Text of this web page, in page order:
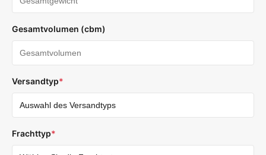
Gesamtvolumen (cbm)
Versandtyp*
Frachttyp*